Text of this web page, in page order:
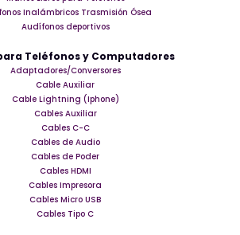
Inalámbricos Trasmisión Ósea
Audífonos deportivos
Teléfonos y Computadores
Adaptadores/Conversores
Cable Auxiliar
Cable Lightning (Iphone)
Cables Auxiliar
Cables C-C
Cables de Audio
Cables de Poder
Cables HDMI
Cables Impresora
Cables Micro USB
Cables Tipo C